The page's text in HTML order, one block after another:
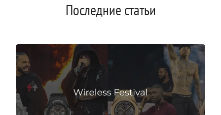
Последние статьи